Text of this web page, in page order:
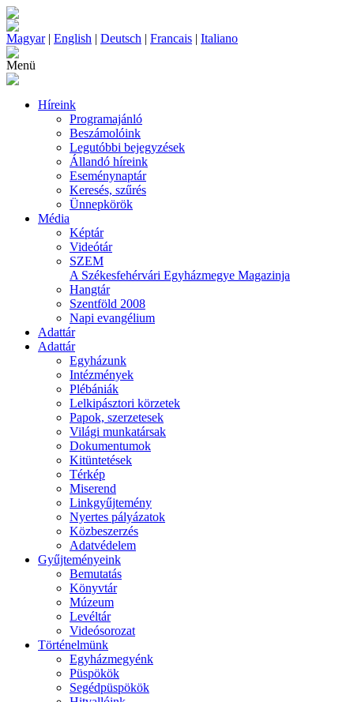
Magyar| English | Deutsch | Francais | Italiano
Menü
Híreink
Programajánló
Beszámolóink
Legutóbbi bejegyzések
Állandó híreink
Eseménynaptár
Keresés, szűrés
Ünnepkörök
Média
Képtár
Videótár
SZEM
A Székesfehérvári Egyházmegye Magazinja
Hangtár
Szentföld 2008
Napi evangélium
Adattár
Adattár
Egyházunk
Intézmények
Plébániák
Lelkipásztori körzetek
Papok, szerzetesek
Világi munkatársak
Dokumentumok
Kitüntetések
Térkép
Miserend
Linkgyűjtemény
Nyertes pályázatok
Közbeszerzés
Adatvédelem
Gyűjteményeink
Bemutatás
Könyvtár
Múzeum
Levéltár
Videósorozat
Történelmünk
Egyházmegyénk
Püspökök
Segédpüspökök